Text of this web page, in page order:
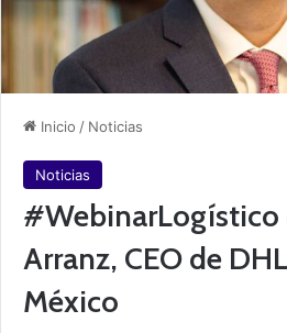
Inicio / Noticias
Noticias
Arranz, CEO de
México